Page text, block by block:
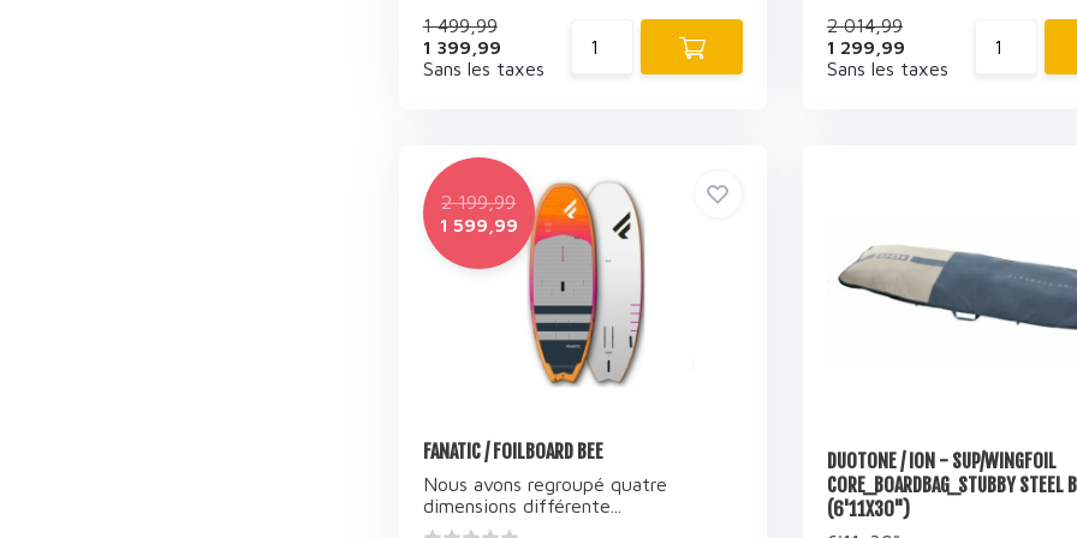
1 499,99
1 399,99
Sans les taxes
2 014,99
1 299,99
Sans les taxes
2 199,99
1 599,99
FANATIC / FOILBOARD BEE
Nous avons regroupé quatre
dimensions différente...
DUOTONE / ION - SUP/WINGFOIL
CORE_BOARDBAG_STUBBY STEEL
(6'11X30")